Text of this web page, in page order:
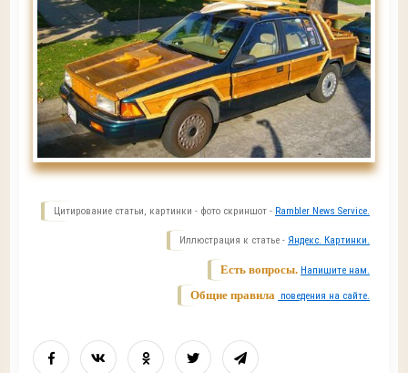
Цитирование статьи, картинки - фото скриншот - Rambler News Service.
Иллюстрация к статье - Яндекс. Картинки.
Есть вопросы. Напишите нам.
Общие правила поведения на сайте.